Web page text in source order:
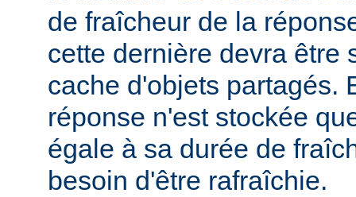
de fraîcheur de la
cette dernière devra être
cache d'objets partagés.
réponse n'est stockée
égale à sa durée de
besoin d'être rafraîchie.